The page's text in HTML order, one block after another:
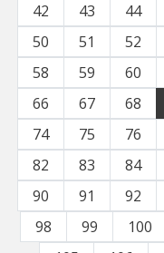
42
43 44
50
51 52
58
59 60
66
67 68
74
75 76
82
83 84
90
91 92
98
99 100